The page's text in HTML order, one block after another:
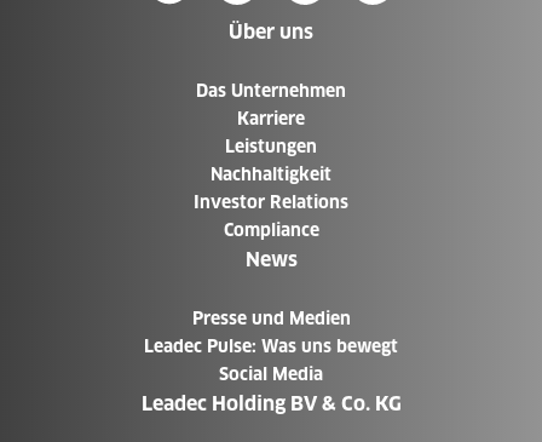
Über uns
Das Unternehmen
Karriere
Leistungen
Nachhaltigkeit
Investor Relations
Compliance
News
Presse und Medien
Leadec Pulse: Was uns bewegt
Social Media
Leadec Holding BV & Co. KG